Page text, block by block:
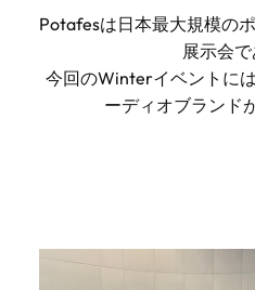
Potafesは日本最大規模の
展示会で
今回のWinterイベントに
ーディオブランド